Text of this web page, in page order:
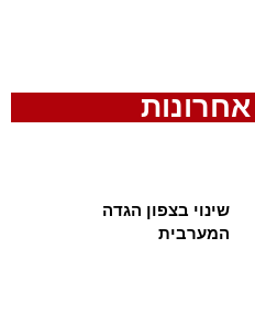
שינוי בצפון הגדה
המערבית